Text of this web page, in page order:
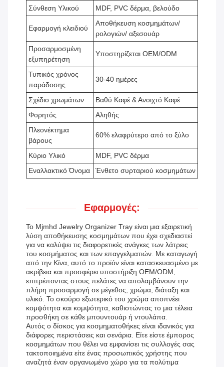
Σύνθεση Υλικού
MDF, PVC δέρμα, βελούδο
Εφαρμογή κλειδιού
Αποθήκευση κοσμημάτων/
ρολογιών/ αξεσουάρ
Προσαρμοσμένη
εξυπηρέτηση
Υποστηρίζεται OEM/ODM
Τυπικός χρόνος
παράδοσης
30-40 ημέρες
Σχέδιο χρωμάτων
Βαθύ Καφέ & Ανοιχτό Καφέ
Φορητός
Αληθής
Πλεονέκτημα
βάρους
60% ελαφρύτερο από το ξύλο
Κύριο Υλικό
MDF, PVC δέρμα
Εναλλακτικό Όνομα
Ένθετο συρταριού κοσμημάτων
Εφαρμογές:
Το Mjmhd Jewelry Organizer Tray είναι μια εξαιρετική
λύση αποθήκευσης κοσμημάτων που έχει σχεδιαστεί
για να καλύψει τις διαφορετικές ανάγκες των λάτρεις
του κοσμήματος και των επαγγελματιών. Με καταγωγή
από την Κίνα, αυτό το προϊόν είναι κατασκευασμένο με
ακρίβεια και προσφέρει υποστήριξη OEM/ODM,
επιτρέποντας στους πελάτες να απολαμβάνουν την
πλήρη προσαρμογή σε μέγεθος, χρώμα, διάταξη και
υλικό. Το σκούρο εξωτερικό του χρώμα αποπνέει
κομψότητα και κομψότητα, καθιστώντας το μια τέλεια
προσθήκη σε κάθε μπουντουάρ ή ντουλάπα.
Αυτός ο δίσκος για κοσμηματοθήκες είναι ιδανικός για
διάφορες περιστάσεις και σενάρια. Είτε είστε έμπορος
κοσμημάτων που θέλει να εμφανίσει τις συλλογές σας
τακτοποιημένα είτε ένας προσωπικός χρήστης που
αναζητά έναν οργανωμένο χώρο για τα πολύτιμα